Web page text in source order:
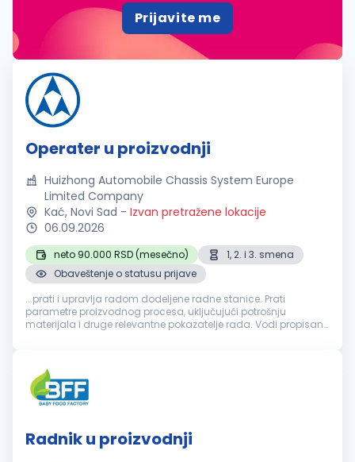
Prijavite me
Operater u proizvodnji
Huizhong Automobile Chassis System Europe
Limited Company
Kać, Novi Sad - Izvan pretražene lokacije
06.09.2026
neto 90.000 RSD (mesečno)
1, 2. i 3. smena
Obaveštenje o statusu prijave
...prati i upravlja radom dodeljene radne stanice. Prati
parametre proizvodnog procesa, uključujući potrošnju
materijala i druge relevantne pokazatelje rada. Vodi propisanu
Radnik u proizvodnji